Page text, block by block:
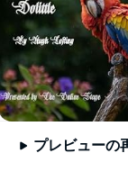
プレビューの